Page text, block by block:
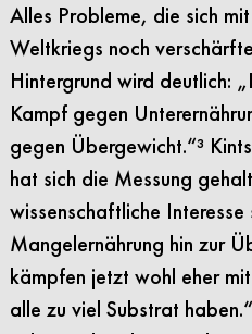
Alles Probleme, die sich
Weltkriegs noch
Hintergrund wird deutlich:
Kampf gegen
gegen Übergewicht.“³
hat sich die Messung
wissenschaftliche
Mangelernährung hin zur
kämpfen jetzt wohl eher
alle zu viel Substrat